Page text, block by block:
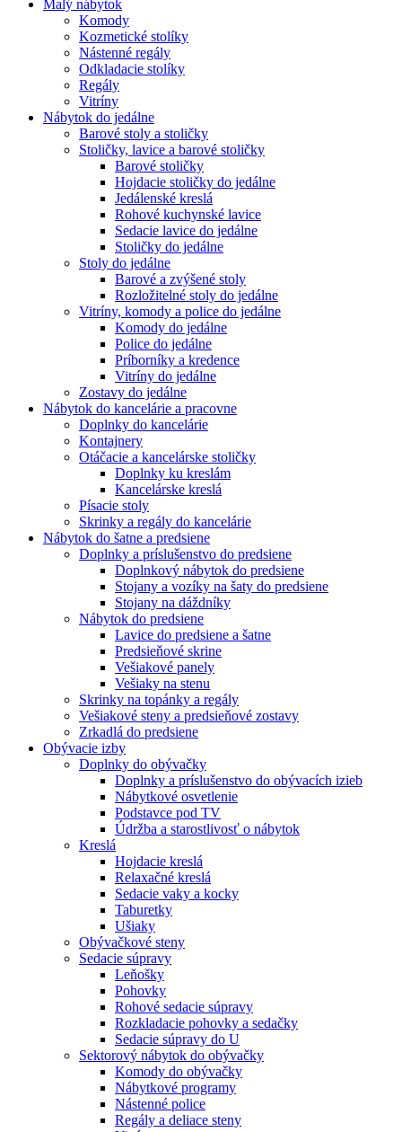
Malý nábytok
Komody
Kozmetické stolíky
Nástenné regály
Odkladacie stolíky
Regály
Vitríny
Nábytok do jedálne
Barové stoly a stoličky
Stoličky, lavice a barové stoličky
Barové stoličky
Hojdacie stoličky do jedálne
Jedálenské kreslá
Rohové kuchynské lavice
Sedacie lavice do jedálne
Stoličky do jedálne
Stoly do jedálne
Barové a zvýšené stoly
Rozložitelné stoly do jedálne
Vitríny, komody a police do jedálne
Komody do jedálne
Police do jedálne
Príborníky a kredence
Vitríny do jedálne
Zostavy do jedálne
Nábytok do kancelárie a pracovne
Doplnky do kancelárie
Kontajnery
Otáčacie a kancelárske stoličky
Doplnky ku kreslám
Kancelárske kreslá
Písacie stoly
Skrinky a regály do kancelárie
Nábytok do šatne a predsiene
Doplnky a príslušenstvo do predsiene
Doplnkový nábytok do predsiene
Stojany a vozíky na šaty do predsiene
Stojany na dáždníky
Nábytok do predsiene
Lavice do predsiene a šatne
Predsieňové skrine
Vešiakové panely
Vešiaky na stenu
Skrinky na topánky a regály
Vešiakové steny a predsieňové zostavy
Zrkadlá do predsiene
Obývacie izby
Doplnky do obývačky
Doplnky a príslušenstvo do obývacích izieb
Nábytkové osvetlenie
Podstavce pod TV
Údržba a starostlivosť o nábytok
Kreslá
Hojdacie kreslá
Relaxačné kreslá
Sedacie vaky a kocky
Taburetky
Ušiaky
Obývačkové steny
Sedacie súpravy
Leňošky
Pohovky
Rohové sedacie súpravy
Rozkladacie pohovky a sedačky
Sedacie súpravy do U
Sektorový nábytok do obývačky
Komody do obývačky
Nábytkové programy
Nástenné police
Regály a deliace steny